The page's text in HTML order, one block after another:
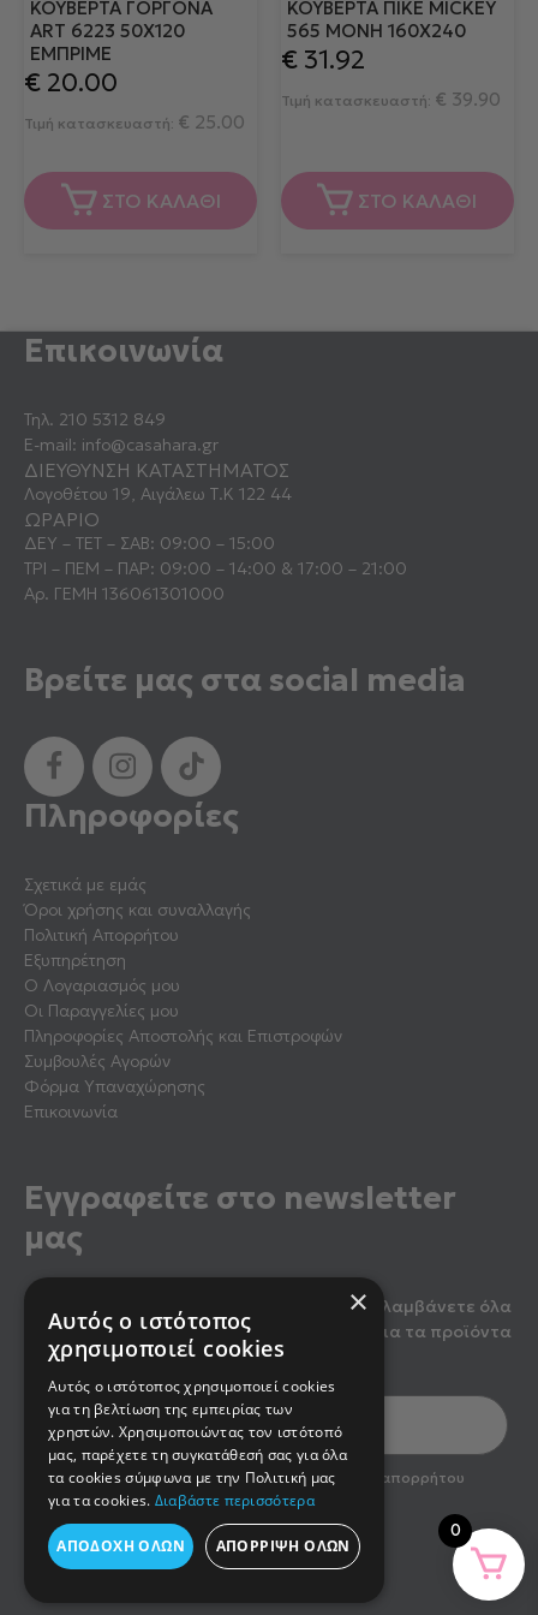
ΚΟΥΒΈΡΤΑ ΓΟΡΓΌΝΑ
ART 6223 50X120
ΕΜΠΡΙΜΈ
€ 20.00
Τιμή κατασκευαστή: € 25.00
ΣΤΟ ΚΑΛΑΘΙ
ΚΟΥΒΈΡΤΑ ΠΙΚΈ MICKEY
565 ΜΟΝΉ 160X240
€31.92
Τιμή κατασκευαστή: € 39.90
ΣΤΟ ΚΑΛΑΘΙ
Επικοινωνία
Τηλ. 210 5312 849
E-mail: info@casahara.gr
ΔΙΕΥΘΥΝΣΗ ΚΑΤΑΣΤΗΜΑΤΟΣ
Λογοθέτου 19, Αιγάλεω Τ.Κ 122 44
ΩΡΑΡΙΟ
ΔΕΥ – ΤΕΤ – ΣΑΒ: 09:00 – 15:00
ΤΡΙ – ΠΕΜ – ΠΑΡ: 09:00 – 14:00 & 17:00 – 21:00
Αρ. ΓΕΜΗ 136061301000
Βρείτε μας στα social media
Πληροφορίες
Σχετικά με εμάς
Όροι χρήσης και συναλλαγής
Πολιτική Απορρήτου
Εξυπηρέτηση
Ο Λογαριασμός μου
Οι Παραγγελίες μου
Πληροφορίες Αποστολής και Επιστροφών
Συμβουλές Αγορών
Φόρμα Υπαναχώρησης
Επικοινωνία
Εγγραφείτε στο newsletter
μας
Κάντε εγγραφή στο newsletter μας για να λαμβάνετε όλα
τα τελευταία νέα, καθώς και προσφορές για τα προϊόντα
μας.
optin2Έχω διαβάσει και αποδέχομαι την πολιτική απορρήτου
του newsletter
Εγγραφή
0
×
Αυτός ο ιστότοπος
χρησιμοποιεί cookies
Αυτός ο ιστότοπος χρησιμοποιεί cookies
για τη βελτίωση της εμπειρίας των
χρηστών. Χρησιμοποιώντας τον ιστότοπό
μας, παρέχετε τη συγκατάθεσή σας για όλα
τα cookies σύμφωνα με την Πολιτική μας
για τα cookies. Διαβάστε περισσότερα
ΑΠΟΔΟΧΉ ΌΛΩΝ ΑΠΌΡΡΙΨΗ ΌΛΩΝ